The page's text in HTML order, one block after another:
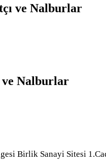
ve Nalburlar
ve Nalburlar
Birlik Sanayi Sitesi